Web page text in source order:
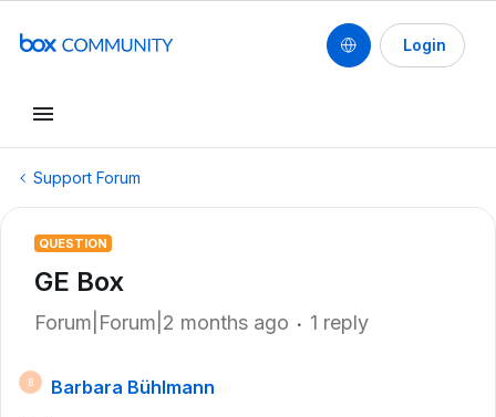
Login
Support Forum
QUESTION
GE Box
Forum|Forum|2 months ago 1 reply
B
Barbara Bühlmann